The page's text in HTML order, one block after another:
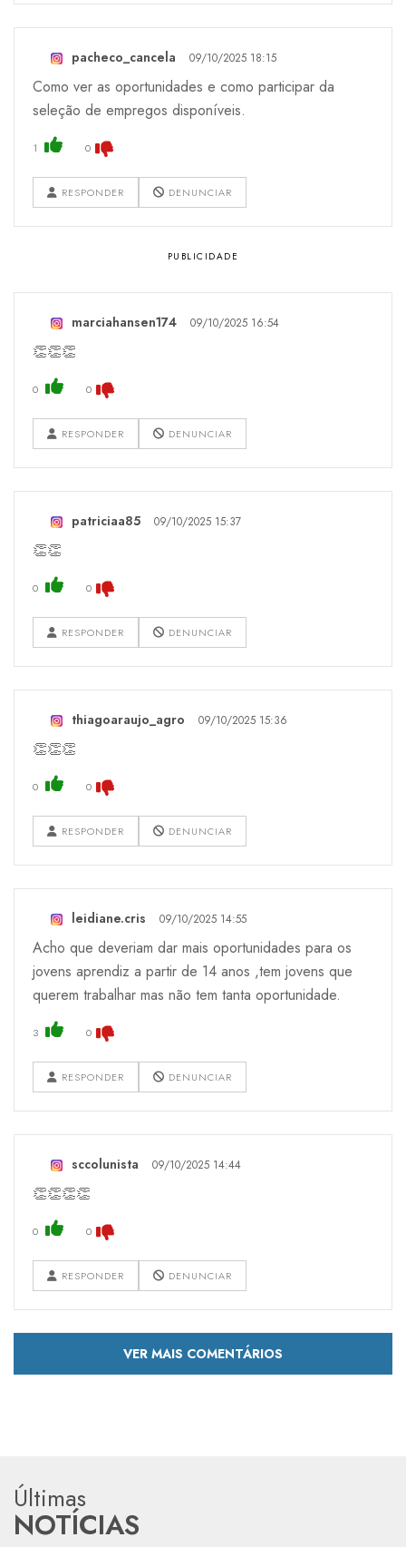
pacheco_cancela 09/10/2025 18:15
Como ver as oportunidades e como participar da
seleção de empregos disponíveis.
1 0
RESPONDER DENUNCIAR
marciahansen174 09/10/2025 16:54
👏👏👏
0 0
RESPONDER DENUNCIAR
patriciaa85 09/10/2025 15:37
👏👏
0 0
RESPONDER DENUNCIAR
thiagoaraujo_agro 09/10/2025 15:36
👏👏👏
0 0
RESPONDER DENUNCIAR
leidiane.cris 09/10/2025 14:55
Acho que deveriam dar mais oportunidades para os
jovens aprendiz a partir de 14 anos ,tem jovens que
querem trabalhar mas não tem tanta oportunidade.
3 0
RESPONDER DENUNCIAR
sccolunista 09/10/2025 14:44
👏👏👏👏
0 0
RESPONDER DENUNCIAR
VER MAIS COMENTÁRIOS
Últimas
NOTÍCIAS